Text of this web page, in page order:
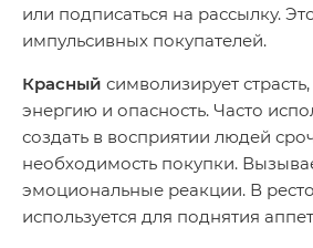
или подписаться на рассылку.
импульсивных покупателей.
Красный символизирует
энергию и опасность. Часто
создать в восприятии людей
необходимость покупки.
эмоциональные реакции. В
используется для поднятия